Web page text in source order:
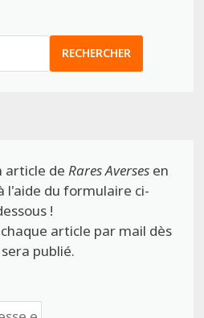
RECHERCHER
article de Rares Aversesen
l'aide du formulaire ci-
!
article par mail dès
publié.